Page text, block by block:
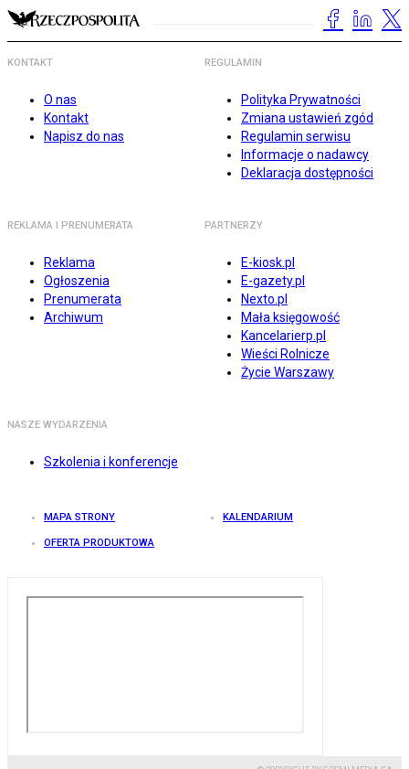
KONTAKT
O nas
Kontakt
Napisz do nas
REGULAMIN
Polityka Prywatności
Zmiana ustawień zgód
Regulamin serwisu
Informacje o nadawcy
Deklaracja dostępności
REKLAMA I PRENUMERATA
Reklama
Ogłoszenia
Prenumerata
Archiwum
PARTNERZY
E-kiosk.pl
E-gazety.pl
Nexto.pl
Mała księgowość
Kancelarierp.pl
Wieści Rolnicze
Życie Warszawy
NASZE WYDARZENIA
Szkolenia i konferencje
MAPA STRONY KALENDARIUM
OFERTA PRODUKTOWA